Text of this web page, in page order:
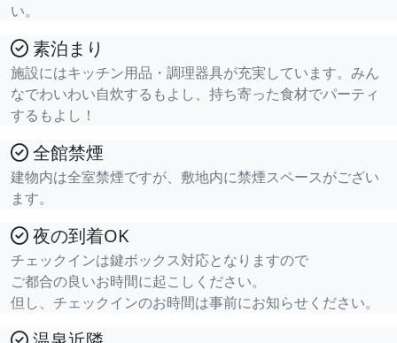
い。
素泊まり
施設にはキッチン用品・調理器具が充実しています。みん
なでわいわい自炊するもよし、持ち寄った食材でパーティ
するもよし！
全館禁煙
建物内は全室禁煙ですが、敷地内に禁煙スペースがござい
ます。
夜の到着OK
チェックインは鍵ボックス対応となりますので
ご都合の良いお時間に起こしください。
但し、チェックインのお時間は事前にお知らせください。